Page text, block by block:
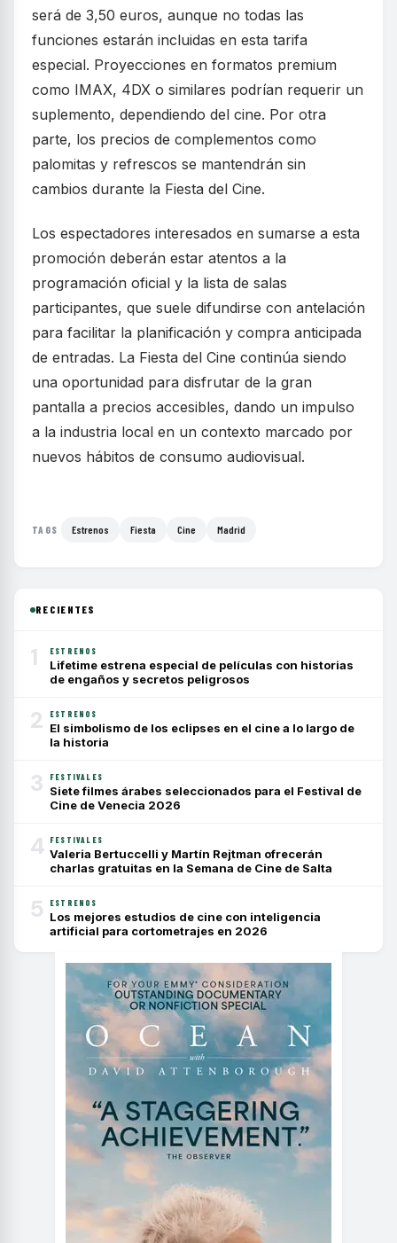
será de 3,50 euros, aunque no todas las
funciones estarán incluidas en esta tarifa
especial. Proyecciones en formatos premium
como IMAX, 4DX o similares podrían requerir un
suplemento, dependiendo del cine. Por otra
parte, los precios de complementos como
palomitas y refrescos se mantendrán sin
cambios durante la Fiesta del Cine.
Los espectadores interesados en sumarse a esta
promoción deberán estar atentos a la
programación oficial y la lista de salas
participantes, que suele difundirse con antelación
para facilitar la planificación y compra anticipada
de entradas. La Fiesta del Cine continúa siendo
una oportunidad para disfrutar de la gran
pantalla a precios accesibles, dando un impulso
a la industria local en un contexto marcado por
nuevos hábitos de consumo audiovisual.
TAGS Estrenos Fiesta Cine Madrid
RECIENTES
1 ESTRENOS
Lifetime estrena especial de películas con historias
de engaños y secretos peligrosos
2 ESTRENOS
El simbolismo de los eclipses en el cine a lo largo de
la historia
3 FESTIVALES
Siete filmes árabes seleccionados para el Festival de
Cine de Venecia 2026
4 FESTIVALES
Valeria Bertuccelli y Martín Rejtman ofrecerán
charlas gratuitas en la Semana de Cine de Salta
5 ESTRENOS
Los mejores estudios de cine con inteligencia
artificial para cortometrajes en 2026